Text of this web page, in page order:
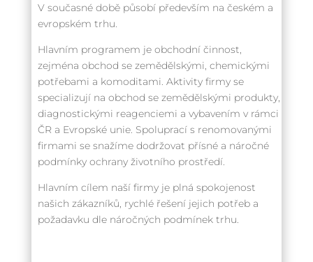
V současné době působí především na českém a
evropském trhu.
Hlavním programem je obchodní činnost,
zejména obchod se zemědělskými, chemickými
potřebami a komoditami. Aktivity firmy se
specializují na obchod se zemědělskými produkty,
diagnostickými reagenciemi a vybavením v rámci
ČR a Evropské unie. Spoluprací s renomovanými
firmami se snažíme dodržovat přísné a náročné
podmínky ochrany životního prostředí.
Hlavním cílem naší firmy je plná spokojenost
našich zákazníků, rychlé řešení jejich potřeb a
požadavku dle náročných podmínek trhu.